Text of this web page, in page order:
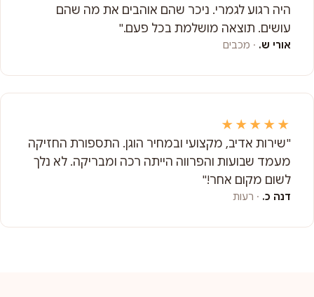
היה רגוע לגמרי. ניכר שהם אוהבים את מה שהם
עושים. תוצאה מושלמת בכל פעם."
אורי ש. · מכבים
★★★★★
"שירות אדיב, מקצועי ובמחיר הוגן. התספורת החזיקה
מעמד שבועות והפרווה הייתה רכה ומבריקה. לא נלך
לשום מקום אחר!"
דנה כ. · רעות